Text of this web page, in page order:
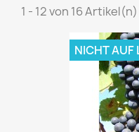
1 - 12 von 16 Artikel(n)
NICHT AUF